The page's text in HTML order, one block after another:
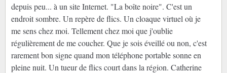
depuis peu... à un site Internet. "La boîte noire". C'est un
endroit sombre. Un repère de flics. Un cloaque virtuel où je
me sens chez moi. Tellement chez moi que j'oublie
régulièrement de me coucher. Que je sois éveillé ou non, c'est
rarement bon signe quand mon téléphone portable sonne en
pleine nuit. Un tueur de flics court dans la région. Catherine